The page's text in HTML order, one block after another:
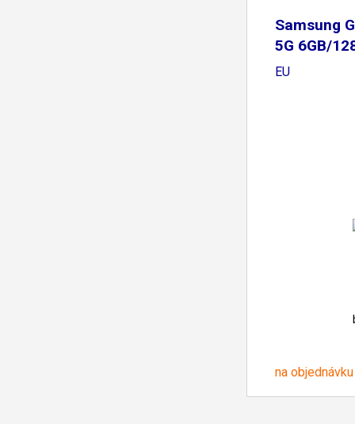
Samsung
5G 6GB/
EU
na objednávku